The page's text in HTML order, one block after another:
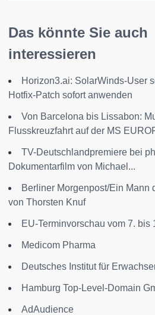
Das könnte Sie auch
interessieren
Horizon3.ai: SolarWinds-User
Hotfix-Patch sofort anwenden
Von Barcelona bis Lissabon:
Flusskreuzfahrt auf der MS
TV-Deutschlandpremiere bei
Dokumentarfilm von Michael...
Berliner Morgenpost/Ein Mann
von Thorsten Knuf
EU-Terminvorschau vom 7. bis
Medicom Pharma
Deutsches Institut für
Hamburg Top-Level-Domain
AdAudience